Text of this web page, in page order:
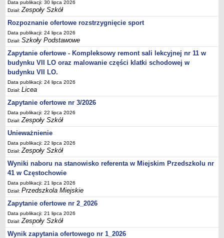
Data publikacji: 30 lipca 2026
Dział:Zespoły Szkół
Rozpoznanie ofertowe rozstrzygnięcie sport
Data publikacji: 24 lipca 2026
Dział:Szkoły Podstawowe
Zapytanie ofertowe - Kompleksowy remont sali lekcyjnej nr 11 w
budynku VII LO oraz malowanie części klatki schodowej w
budynku VII LO.
Data publikacji: 24 lipca 2026
Dział:Licea
Zapytanie ofertowe nr 3/2026
Data publikacji: 22 lipca 2026
Dział:Zespoły Szkół
Unieważnienie
Data publikacji: 22 lipca 2026
Dział:Zespoły Szkół
Wyniki naboru na stanowisko referenta w Miejskim Przedszkolu nr
41 w Częstochowie
Data publikacji: 21 lipca 2026
Dział:Przedszkola Miejskie
Zapytanie ofertowe nr 2_2026
Data publikacji: 21 lipca 2026
Dział:Zespoły Szkół
Wynik zapytania ofertowego nr 1_2026